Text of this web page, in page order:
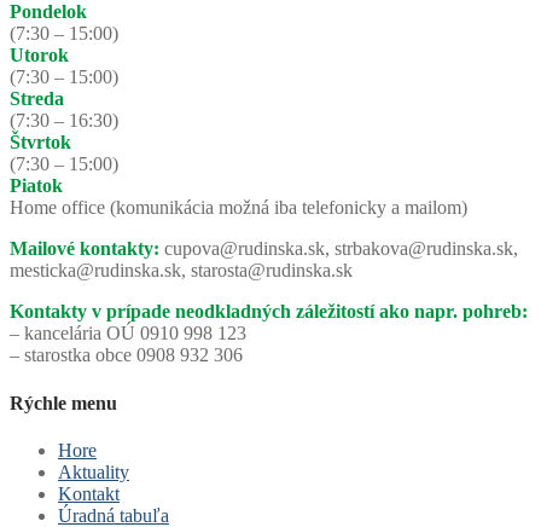
Pondelok
(7:30 – 15:00)
Utorok
(7:30 – 15:00)
Streda
(7:30 – 16:30)
Štvrtok
(7:30 – 15:00)
Piatok
Home office (komunikácia možná iba telefonicky a mailom)
Mailové kontakty: cupova@rudinska.sk, strbakova@rudinska.sk,
mesticka@rudinska.sk, starosta@rudinska.sk
Kontakty v prípade neodkladných záležitostí ako napr. pohreb:
– kancelária OÚ 0910 998 123
– starostka obce 0908 932 306
Rýchle menu
Hore
Aktuality
Kontakt
Úradná tabuľa